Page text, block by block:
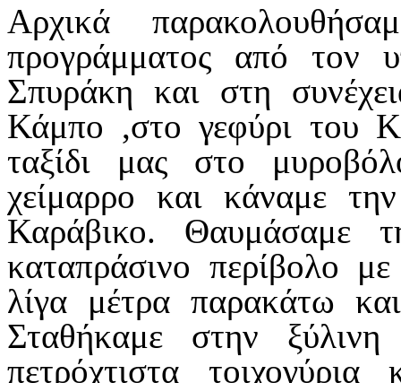
Αρχικά
προγράμματος από τον
Σπυράκη και στη
Κάμπο ,στο γεφύρι του
ταξίδι μας στο
χείμαρρο και κάναμε
Καράβικο. Θαυμάσαμε
καταπράσινο περίβολο
λίγα μέτρα παρακάτω
Σταθήκαμε στην
πετρόχτιστα